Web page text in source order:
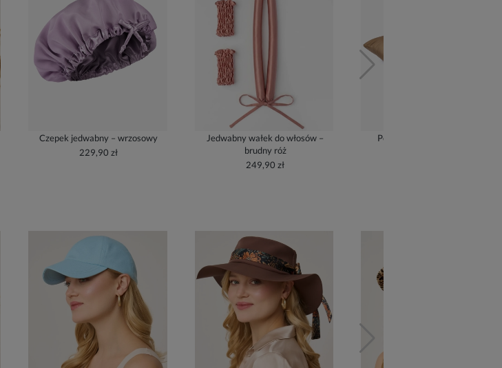
Czepek jedwabny – wrzosowy
229,90 zł
Jedwabny wałek do włosów –
brudny róż
249,90 zł
Poszewka jedwabna – złoty